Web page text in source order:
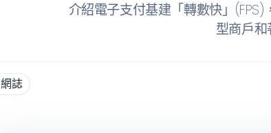
介紹電子支付基建「轉數快」
型商戶和
網誌